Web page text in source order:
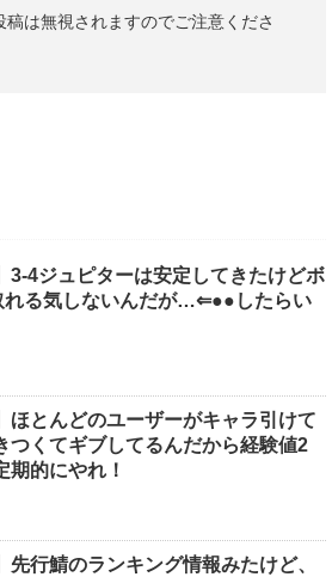
稿は無視されますのでご注意くださ
3-4ジュピターは安定してきたけどボ
れる気しないんだが…⇐●●したらい
ほとんどのユーザーがキャラ引けて
つくてギブしてるんだから経験値2
期的にやれ！
先行鯖のランキング情報みたけど、